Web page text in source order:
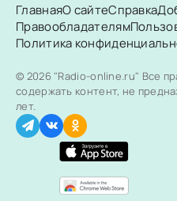
ГлавнаяО сайтеСправка
Правообладателям
Политика
© 2026 "Radio-online.ru" Все
содержать контент, не
лет.